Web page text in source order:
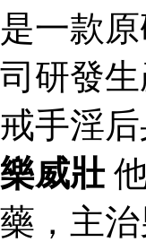
是一款
司研發
戒手淫
樂威壯
藥，主